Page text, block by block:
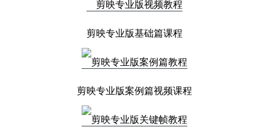
剪映专业版基础篇课程
剪映专业版案例篇视频课程